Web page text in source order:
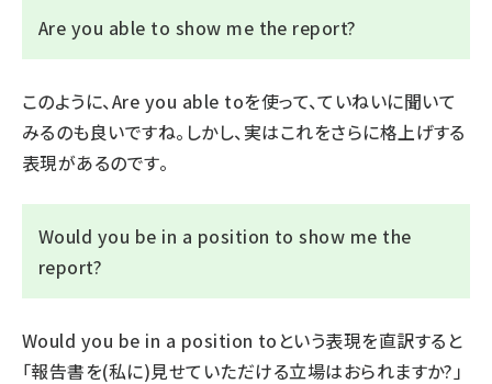
Are you able to show me the report?
このように、Are you able toを使って、ていねいに聞いて
みるのも良いですね。しかし、実はこれをさらに格上げする
表現があるのです。
Would you be in a position to show me the
report?
Would you be in a position to という表現を直訳すると
「報告書を(私に)見せていただける立場はおられますか?」